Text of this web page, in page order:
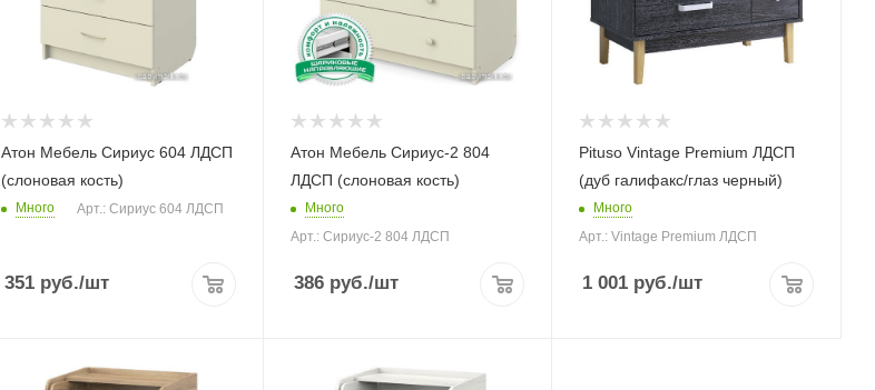
Атон Мебель Сириус 604 ЛДСП
(слоновая кость)
Много Арт.: Сириус 604 ЛДСП
351руб./шт
Атон Мебель Сириус-2 804
ЛДСП (слоновая кость)
Много
Арт.: Сириус-2 804 ЛДСП
386руб./шт
Pituso Vintage Premium ЛДСП
(дуб галифакс/глаз черный)
Много
Арт.: Vintage Premium ЛДСП
1 001 руб./шт